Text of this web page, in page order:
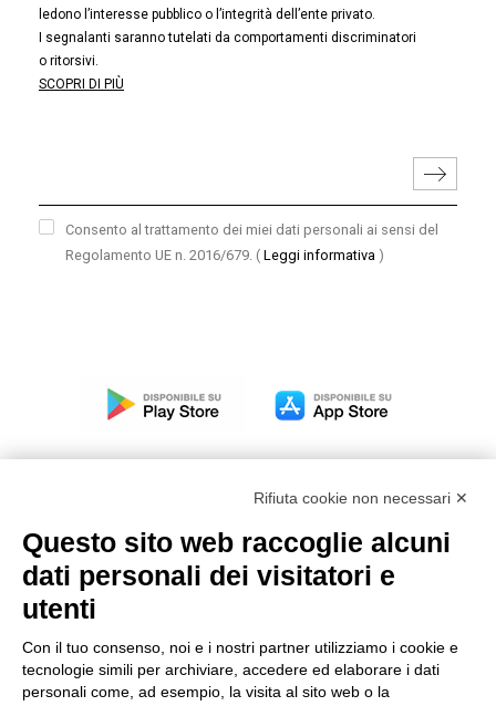
ledono l’interesse pubblico o l’integrità dell’ente privato.
I segnalanti saranno tutelati da comportamenti discriminatori
o ritorsivi.
SCOPRI DI PIÙ
Consento al trattamento dei miei dati personali ai sensi del
Regolamento UE n. 2016/679. ( Leggi informativa )
Modello organizzativo, gestione e controllo – D. lgs.
231/2001
Condizioni generali di vendita DKC Power Solutions
Condizioni generali di acquisto
Rifiuta cookie non necessari ✕
Questo sito web raccoglie alcuni
dati personali dei visitatori e
utenti
Con il tuo consenso, noi e i nostri partner utilizziamo i cookie e
tecnologie simili per archiviare, accedere ed elaborare i dati
personali come, ad esempio, la visita al sito web o la